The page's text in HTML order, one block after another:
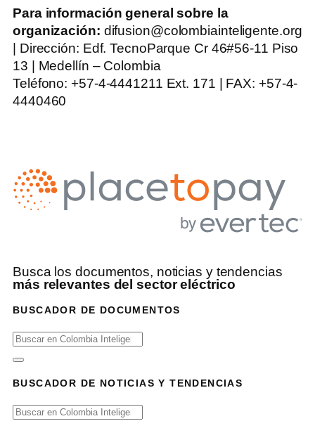
Para información general sobre la
organización: difusion@colombiainteligente.org
| Dirección: Edf. TecnoParque Cr 46#56-11 Piso
13 | Medellín – Colombia
Teléfono: +57-4-4441211 Ext. 171 | FAX: +57-4-
4440460
Busca los documentos, noticias y tendencias
más relevantes del sector eléctrico
BUSCADOR DE DOCUMENTOS
BUSCADOR DE NOTICIAS Y TENDENCIAS